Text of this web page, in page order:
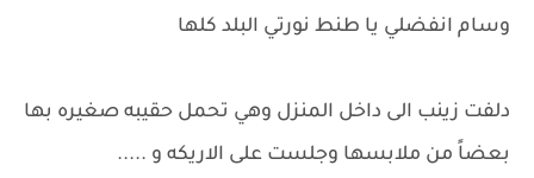
وسام انفضلي يا طنط نورتي البلد كلها
دلفت زينب الى داخل المنزل وهي تحمل حقيبه صغيره بها
بعضاً من ملابسها وجلست على الاريكه و .....